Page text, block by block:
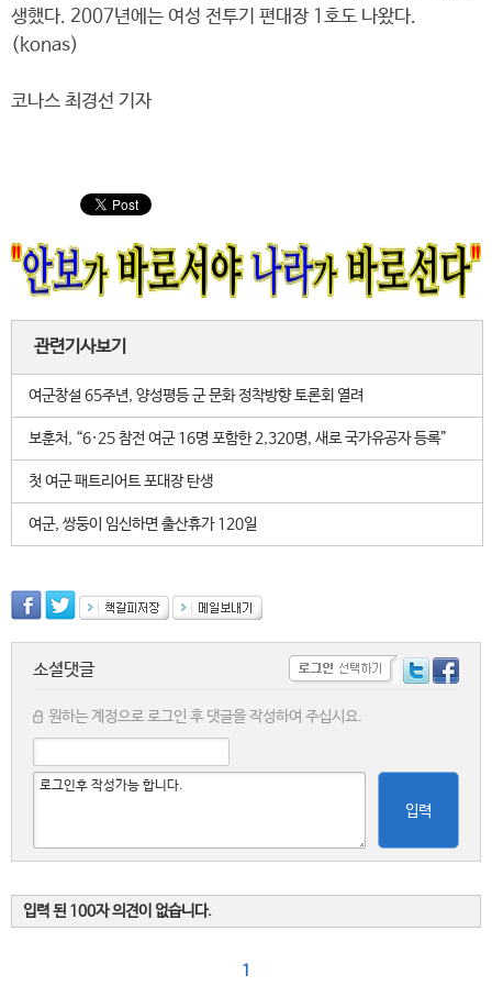
생했다. 2007년에는 여성 전투기 편대장 1호도 나왔다.
(konas)
코나스 최경선 기자
관련기사보기
여군창설 65주년, 양성평등 군 문화 정착방향 토론회 열려
보훈처, “6·25 참전 여군 16명 포함한 2,320명, 새로 국가유공자 등록”
첫 여군 패트리어트 포대장 탄생
여군, 쌍둥이 임신하면 출산휴가 120일
소셜댓글
원하는 계정으로 로그인 후 댓글을 작성하여 주십시요.
입력
입력 된 100자 의견이 없습니다.
1